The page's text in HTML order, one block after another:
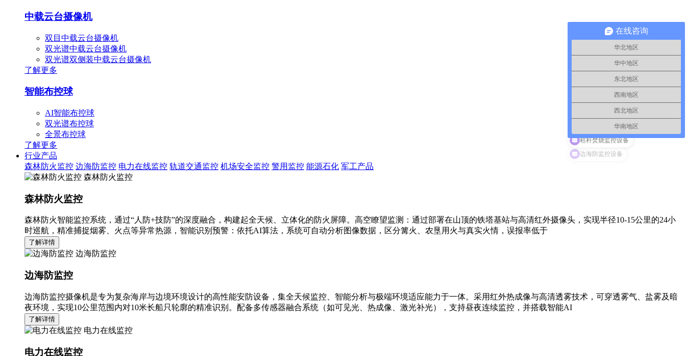
中载云台摄像机
双目中载云台摄像机
双光谱中载云台摄像机
双光谱双侧装中载云台摄像机
了解更多
智能布控球
AI智能布控球
双光谱布控球
全景布控球
了解更多
行业产品
森林防火监控 边海防监控 电力在线监控 轨道交通监控 机场安全监控 警用监控 能源石化 军工产品
森林防火监控
森林防火监控
森林防火智能监控系统，通过“人防+技防”的深度融合，构建起全天候、立体化的防火屏障。高空瞭望监测：通过部署在山顶的铁塔基站与高清红外摄像头，实现半径10-15公里的24小
时巡航，精准捕捉烟雾、火点等异常热源，智能识别预警：依托AI算法，系统可自动分析图像数据，区分篝火、农垦用火与真实火情，误报率低于
了解详情
边海防监控
边海防监控
边海防监控摄像机是专为复杂海岸与边境环境设计的高性能安防设备，集全天候监控、智能分析与极端环境适应能力于一体。采用红外热成像与高清透雾技术，可穿透雾气、盐雾及暗
夜环境，实现10公里范围内对10米长船只轮廓的精准识别。配备多传感器融合系统（如可见光、热成像、激光补光），支持昼夜连续监控，并搭载智能AI
了解详情
电力在线监控
电力在线监控
在线咨询
华北地区
华中地区
东北地区
西南地区
西北地区
华南地区